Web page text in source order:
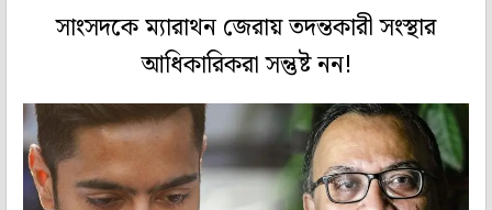
সাংসদকে ম্যারাথন জেরায় তদন্তকারী সংস্থার
আধিকারিকরা সন্তুষ্ট নন!